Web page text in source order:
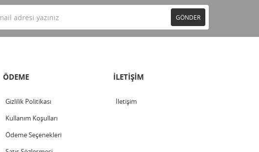
GÖNDER
ÖDEME
Gizlilik Politikası
Kullanım Koşulları
Ödeme Seçenekleri
İLETİŞİM
İletişim